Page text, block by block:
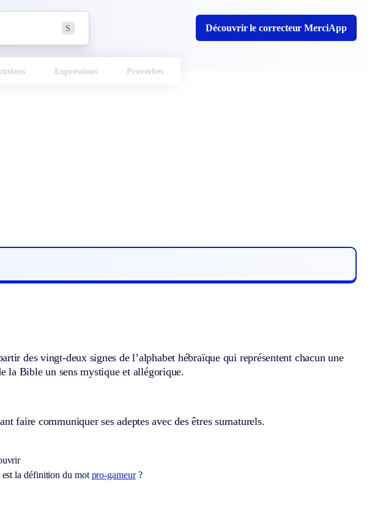
S Découvrir le correcteur MerciApp
Expressions Proverbes
des vingt-deux signes de l’alphabet hébraïque qui représentent chacun une
la Bible un sens mystique et allégorique.
faire communiquer ses adeptes avec des êtres surnaturels.
la définition du mot pro-gameur?